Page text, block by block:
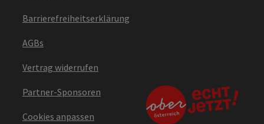
Barrierefreiheitserklärung
AGBs
Vertrag widerrufen
Partner-Sponsoren
Cookies anpassen